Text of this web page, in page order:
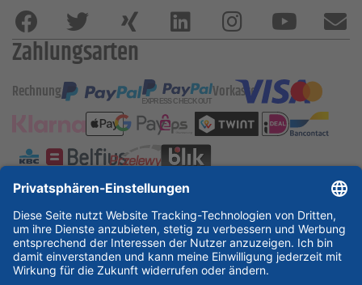
Zahlungsarten
Rechnung Vorkasse
ESSKA International
new
new new